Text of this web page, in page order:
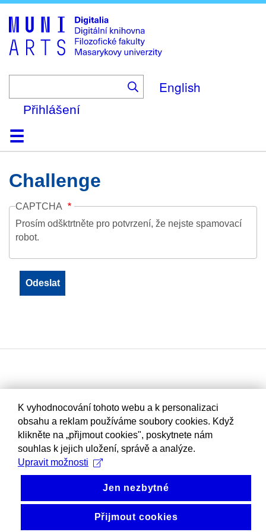
to
main
content
English
Přihlášení
DomůKolekce
Prohlížení
Vyhledávání
O platformě
Nápověda
KontaktDigitalia
Challenge
CAPTCHA
Prosím odšktrtněte pro potvrzení, že nejste spamovací
robot.
K vyhodnocování tohoto webu a k personalizaci
obsahu a reklam používáme soubory cookies. Když
klikněte na „přijmout cookies", poskytnete nám
souhlas k jejich uložení, správě a analýze.
Upravit možnosti
Jen nezbytné
Přijmout cookies